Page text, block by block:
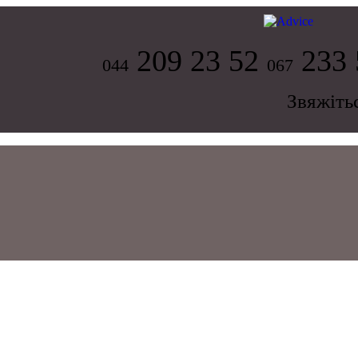
044 209 23 52 067 233